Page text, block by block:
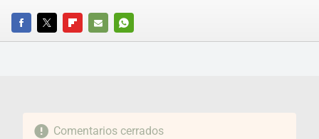
FACEBOOKTWITTERFLIPBOARD
E-
WHATSAPP
Comentarios cerrados